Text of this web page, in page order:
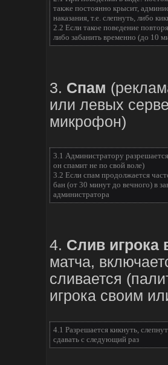
также постоянно крысит,
наказания, т.е. слепнуть, либо
2.2 Если такое поведение
либо забанить временно (до 10
3. Спам
или левых
микрофон)
3.1 Администратору
он спамит не по свой воле)
3.2 Если спам продолжается
бан (от 30 минут до вечного) в
администратора
4. Слив игрока
матча,
сливается
игрока своим
4.1 Разрешается кикнуть,
сдавать с следующий раз